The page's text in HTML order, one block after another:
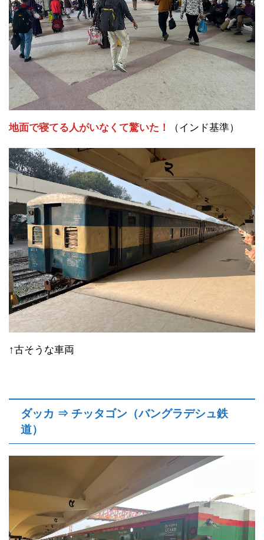
地面で寝てる人がいなくて驚いた！ （インド基準）
↑古そうな車両
ダッカ ⇒ チッタゴン（バングラデシュ鉄
道）